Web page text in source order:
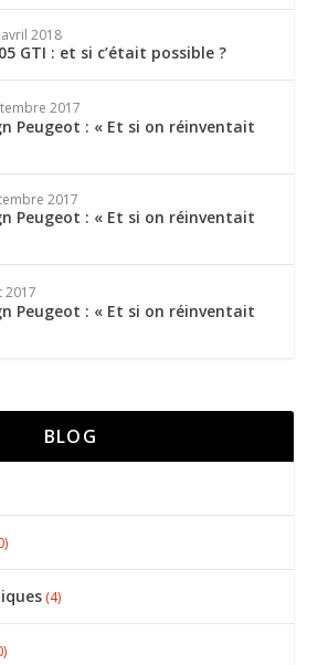
2018
GTI : et si c’était possible ?
2017
Peugeot : « Et si on réinventait
2017
Peugeot : « Et si on réinventait
2017
Peugeot : « Et si on réinventait
BLOG
(4)